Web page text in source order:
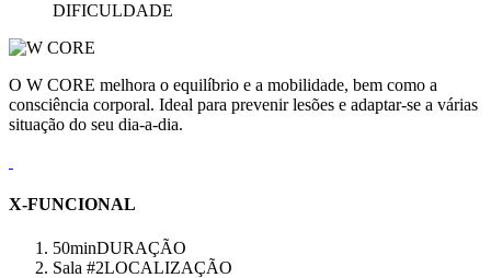
DIFICULDADE
O W CORE melhora o equilíbrio e a mobilidade, bem como a
consciência corporal. Ideal para prevenir lesões e adaptar-se a várias
situação do seu dia-a-dia.
X-FUNCIONAL
50minDURAÇÃO
Sala #2LOCALIZAÇÃO